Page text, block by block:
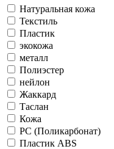
Натуральная кожа
Текстиль
Пластик
экокожа
металл
Полиэстер
нейлон
Жаккард
Таслан
Кожа
PC (Поликарбонат)
Пластик ABS